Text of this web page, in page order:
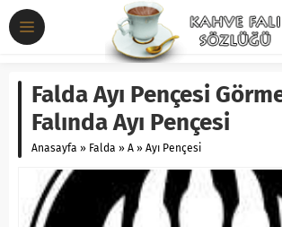
Falda Ayı Pençesi
Falında Ayı Pençesi
Anasayfa » Falda » A » Ayı Pençesi